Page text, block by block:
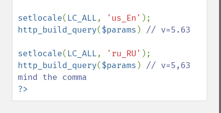
setlocale( LC_ALL, 'us_En'
http_build_query($params ) // v=5.63
setlocale( LC_ALL, 'ru_RU'
http_build_query($params ) // v=5,63
?>